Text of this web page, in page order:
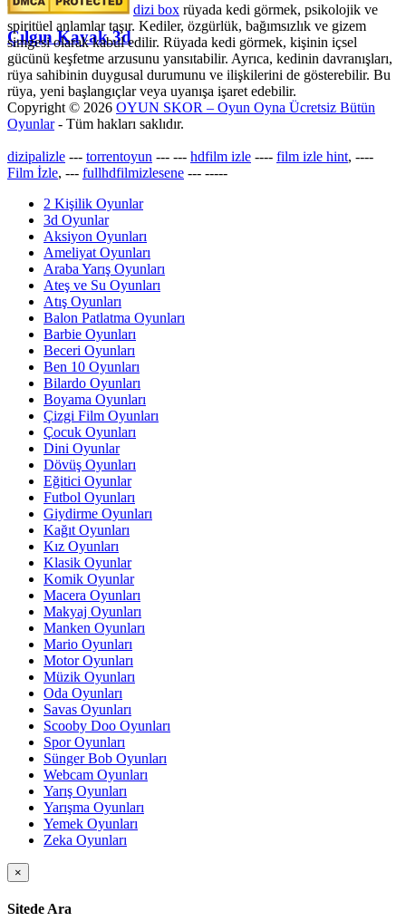
Çılgın Kayak 3d
dizi box rüyada kedi görmek​, psikolojik ve
spiritüel anlamlar taşır. Kediler, özgürlük, bağımsızlık ve gizem
simgesi olarak kabul edilir. Rüyada kedi görmek, kişinin içsel
gücünü keşfetme arzusunu yansıtabilir. Ayrıca, kedinin davranışları,
rüya sahibinin duygusal durumunu ve ilişkilerini de gösterebilir. Bu
rüya, yeni başlangıçlar veya uyanışa işaret edebilir.
Copyright © 2026 OYUN SKOR – Oyun Oyna Ücretsiz Bütün
Oyunlar- Tüm hakları saklıdır.
dizipalizle --- torrentoyun --- --- hdfilm izle ---- film izle hint, ----
Film İzle, --- fullhdfilmizlesene --- -----
2 Kişilik Oyunlar
3d Oyunlar
Aksiyon Oyunları
Ameliyat Oyunları
Araba Yarış Oyunları
Ateş ve Su Oyunları
Atış Oyunları
Balon Patlatma Oyunları
Barbie Oyunları
Beceri Oyunları
Ben 10 Oyunları
Bilardo Oyunları
Boyama Oyunları
Çizgi Film Oyunları
Çocuk Oyunları
Dini Oyunlar
Dövüş Oyunları
Eğitici Oyunlar
Futbol Oyunları
Giydirme Oyunları
Kağıt Oyunları
Kız Oyunları
Klasik Oyunlar
Komik Oyunlar
Macera Oyunları
Makyaj Oyunları
Manken Oyunları
Mario Oyunları
Motor Oyunları
Müzik Oyunları
Oda Oyunları
Savas Oyunları
Scooby Doo Oyunları
Spor Oyunları
Sünger Bob Oyunları
Webcam Oyunları
Yarış Oyunları
Yarışma Oyunları
Yemek Oyunları
Zeka Oyunları
×
Sitede Ara